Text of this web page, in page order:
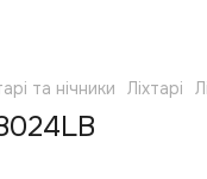
та нічники Ліхтарі